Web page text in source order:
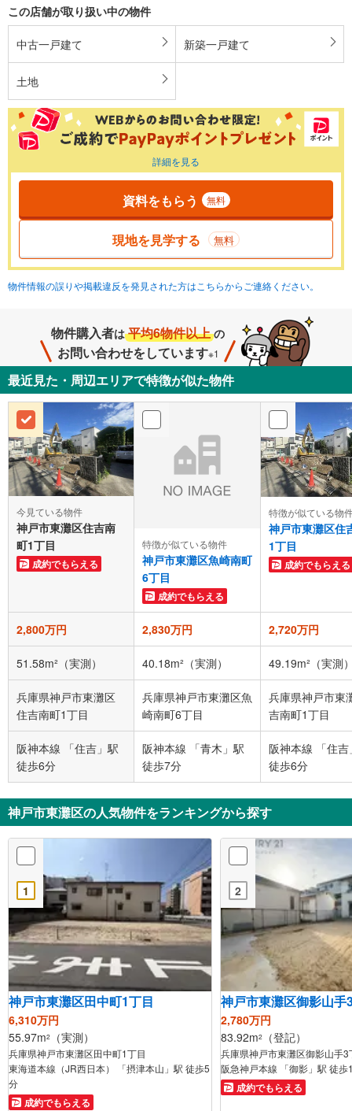
この店舗が取り扱い中の物件
中古一戸建て 新築一戸建て
土地
詳細を見る
資料をもらう 無料
現地を見学する 無料
物件情報の誤りや掲載違反を発見された方はこちらからご連絡ください。
物件購入者は 平均6物件以上 の
お問い合わせをしています※1
最近見た・周辺エリアで特徴が似た物件
今見ている物件
神戸市東灘区住吉南
町1丁目
成約でもらえる
特徴が似ている物件
神戸市東灘区魚崎南町
6丁目
成約でもらえる
特徴が似ている物
神戸市東灘区住
1丁目
成約でもらえる
2,800万円 2,830万円 2,720万円
51.58m²（実測） 40.18m²（実測） 49.19m²（実測
兵庫県神戸市東灘区
住吉南町1丁目
兵庫県神戸市東灘区魚
崎南町6丁目
兵庫県神戸市東
吉南町1丁目
阪神本線 「住吉」駅
徒歩6分
阪神本線 「青木」駅
徒歩7分
阪神本線 「住吉
徒歩6分
神戸市東灘区の人気物件をランキングから探す
1
神戸市東灘区田中町1丁目
6,310万円
55.97m2 （実測）
兵庫県神戸市東灘区田中町1丁目
東海道本線（JR西日本） 「摂津本山」駅 徒歩5
分
成約でもらえる
2
神戸市東灘区御影山手
2,780万円
83.92m2 （登記）
兵庫県神戸市東灘区御影山手3
阪急神戸本線 「御影」駅 徒歩
成約でもらえる